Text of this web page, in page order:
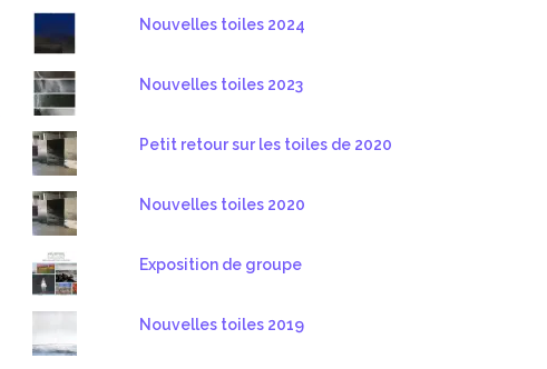
Nouvelles toiles 2024
Nouvelles toiles 2023
Petit retour sur les toiles de 2020
Nouvelles toiles 2020
Exposition de groupe
Nouvelles toiles 2019